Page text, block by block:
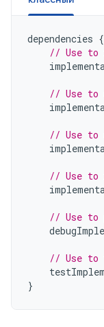
dependencies {
// Use to
// Use to
// Use to
// Use to
// Use to
// Use
}